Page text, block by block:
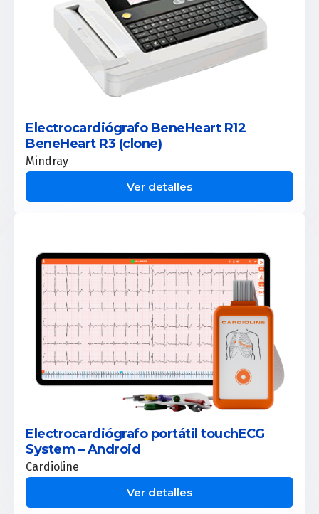
Electrocardiógrafo BeneHeart R12
BeneHeart R3 (clone)
Mindray
Ver detalles
Electrocardiógrafo portátil touchECG
System – Android
Cardioline
Ver detalles